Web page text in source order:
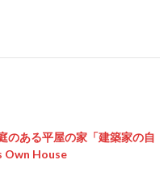
のある平屋の家「建築家の自
Own House